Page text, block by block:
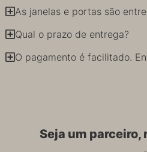
As janelas e portas são
Qual o prazo de entrega?
O pagamento é facilitado.
Seja um parceiro,